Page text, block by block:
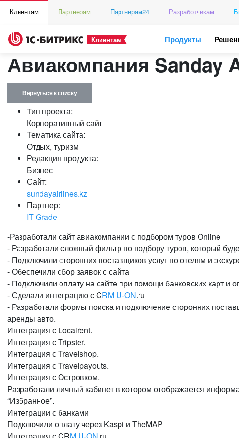
Клиентам Партнерам Партнерам24 Разработчикам
Клиентам Продукты
Авиакомпания Sanday
Вернуться к списку
Тип проекта:
Корпоративный сайт
Тематика сайта:
Отдых, туризм
Редакция продукта:
Бизнес
Сайт:
sundayairlines.kz
Партнер:
IT Grade
-Разработали сайт авиакомпании с подбором туров Online
- Разработали сложный фильтр по подбору туров, который
- Подключили сторонних поставщиков услуг по отелям и
- Обеспечили сбор заявок с сайта
- Подключили оплату на сайте при помощи банковских карт и
- Сделали интеграцию с CRM U-ON.ru
- Разработали формы поиска и подключение сторонних
аренды авто.
Интеграция с Localrent.
Интеграция с Tripster.
Интеграция с Travelshop.
Интеграция с Travelpayouts.
Интеграция с Островком.
Разработали личный кабинет в котором отображается
“Избранное”.
Интеграции с банками
Подключили оплату через Kaspi и TheMAP